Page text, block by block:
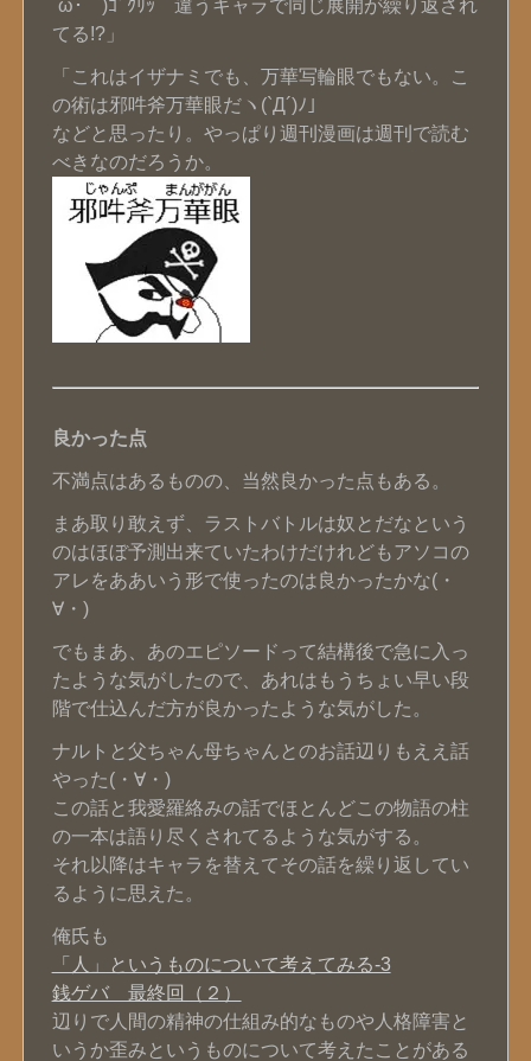
´ω･｀)ｺﾞｸﾘｯ 違うキャラで同じ展開が繰り返され
てる!?」
「これはイザナミでも、万華写輪眼でもない。こ
の術は邪吽斧万華眼だヽ(`Д´)ﾉ」
などと思ったり。やっぱり週刊漫画は週刊で読む
べきなのだろうか。
良かった点
不満点はあるものの、当然良かった点もある。
まあ取り敢えず、ラストバトルは奴とだなという
のはほぼ予測出来ていたわけだけれどもアソコの
アレをああいう形で使ったのは良かったかな(・
∀・)
でもまあ、あのエピソードって結構後で急に入っ
たような気がしたので、あれはもうちょい早い段
階で仕込んだ方が良かったような気がした。
ナルトと父ちゃん母ちゃんとのお話辺りもええ話
やった(・∀・)
この話と我愛羅絡みの話でほとんどこの物語の柱
の一本は語り尽くされてるような気がする。
それ以降はキャラを替えてその話を繰り返してい
るように思えた。
俺氏も
「人」というものについて考えてみる-3
銭ゲバ 最終回（２）
辺りで人間の精神の仕組み的なものや人格障害と
いうか歪みというものについて考えたことがある